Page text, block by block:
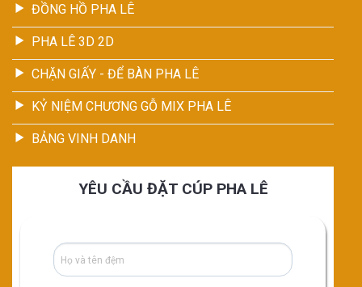
ĐỒNG HỒ PHA LÊ
PHA LÊ 3D 2D
CHẶN GIẤY - ĐỂ BÀN PHA LÊ
KỶ NIỆM CHƯƠNG GỖ MIX PHA LÊ
BẢNG VINH DANH
YÊU CẦU ĐẶT CÚP PHA LÊ